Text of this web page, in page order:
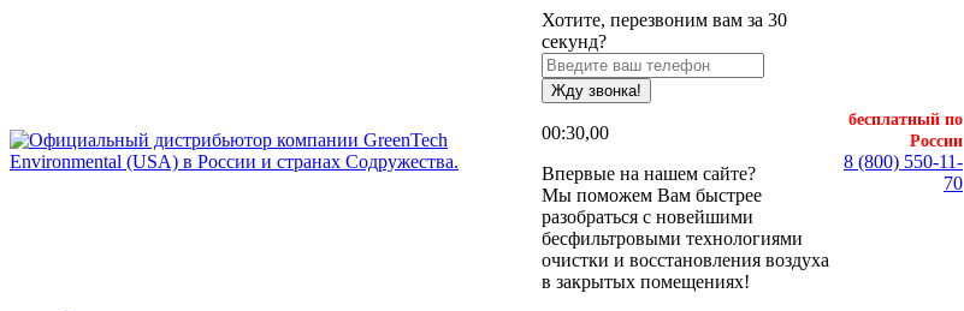
Хотите, перезвоним вам за 30
секунд?
Жду звонка!
00:30,00
Впервые на нашем сайте?
Мы поможем Вам быстрее
разобраться с новейшими
бесфильтровыми технологиями
очистки и восстановления воздуха
в закрытых помещениях!
бесплатный по
России
8 (800) 550-11-
70